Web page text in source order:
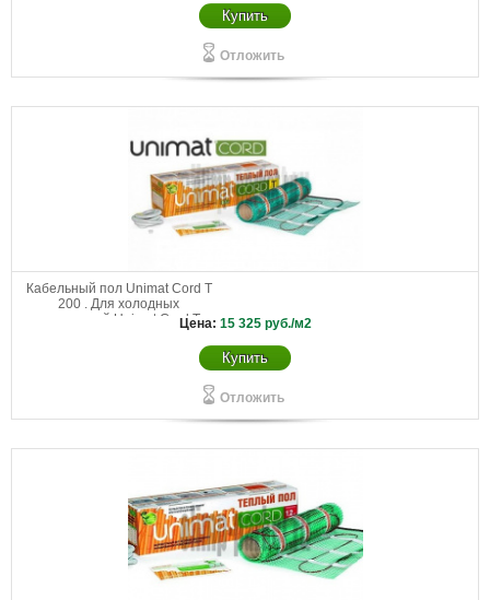
Купить
Отложить
Кабельный пол Unimat Cord T
200 . Для холодных
помещений Unimat Cord ТЦена: 15 325 руб./м2
Купить
Отложить